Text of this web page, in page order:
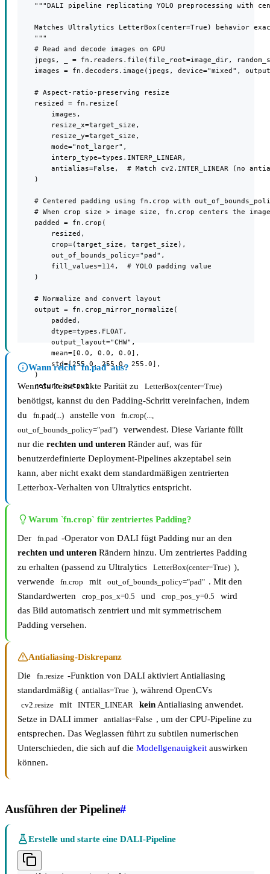
"""DALI pipeline replicating YOLO preprocessing with
Matches Ultralytics LetterBox(center=True) behavior
    """
    # Read and decode images on GPU
jpegs, _ = fn.readers.file(file_root=image_dir,
images = fn.decoders.image(jpegs, device="mixed",
    # Aspect-ratio-preserving resize
    resized = fn.resize(
        images,
        resize_x=target_size,
        resize_y=target_size,
        mode="not_larger",
        interp_type=types.INTERP_LINEAR,
antialias=False,  # Match cv2.INTER_LINEAR (no
    )
# Centered padding using fn.crop with
# When crop size > image size, fn.crop centers the
    padded = fn.crop(
        resized,
        crop=(target_size, target_size),
        out_of_bounds_policy="pad",
        fill_values=114,  # YOLO padding value
    )
    # Normalize and convert layout
    output = fn.crop_mirror_normalize(
        padded,
        dtype=types.FLOAT,
        output_layout="CHW",
        mean=[0.0, 0.0, 0.0],
        std=[255.0, 255.0, 255.0],
    )
    return output
Wann reicht `fn.pad` aus?
Wenn du keine exakte Parität zu
LetterBox(center=True)
benötigst, kannst du den Padding-Schritt vereinfachen, indem
du
fn.pad(...) anstelle von
fn.crop(...,
out_of_bounds_policy="pad")
verwendest. Diese Variante füllt
nur die rechten und unteren Ränder auf, was für
benutzerdefinierte Deployment-Pipelines akzeptabel sein
kann, aber nicht exakt dem standardmäßigen zentrierten
Letterbox-Verhalten von Ultralytics entspricht.
Warum `fn.crop` für zentriertes Padding?
Der
fn.pad -Operator von DALI fügt Padding nur an den
rechten und unteren Rändern hinzu. Um zentriertes Padding
zu erhalten (passend zu Ultralytics
LetterBox(center=True) ),
verwende
fn.crop mit out_of_bounds_policy="pad" . Mit den
Standardwerten
crop_pos_x=0.5 und crop_pos_y=0.5
wird
das Bild automatisch zentriert und mit symmetrischem
Padding versehen.
Antialiasing-Diskrepanz
Die
fn.resize -Funktion von DALI aktiviert Antialiasing
standardmäßig ( antialias=True ), während OpenCVs
cv2.resize mit INTER_LINEAR kein Antialiasing anwendet.
Setze in DALI immer
antialias=False , um der CPU-Pipeline zu
entsprechen. Das Weglassen führt zu subtilen numerischen
Unterschieden, die sich auf die Modellgenauigkeit auswirken
können.
Ausführen der Pipeline#
Erstelle und starte eine DALI-Pipeline